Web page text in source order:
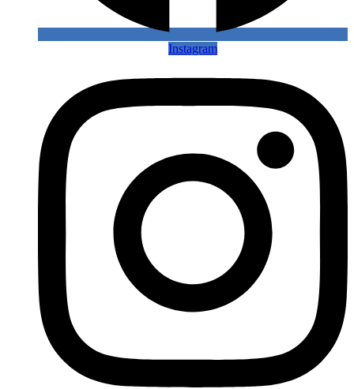
Instagram